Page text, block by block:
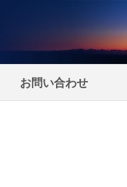
お問い合わせ